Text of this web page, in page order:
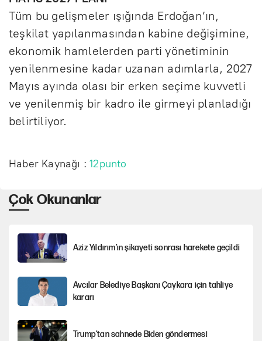
Tüm bu gelişmeler ışığında Erdoğan’ın,
teşkilat yapılanmasından kabine değişimine,
ekonomik hamlelerden parti yönetiminin
yenilenmesine kadar uzanan adımlarla, 2027
Mayıs ayında olası bir erken seçime kuvvetli
ve yenilenmiş bir kadro ile girmeyi planladığı
belirtiliyor.
Haber Kaynağı :12punto
Çok Okunanlar
Aziz Yıldırım’ın şikayeti sonrası harekete geçildi
Avcılar Belediye Başkanı Çaykara için tahliye
kararı
Trump’tan sahnede Biden göndermesi